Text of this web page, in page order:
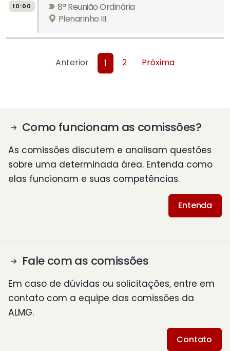
10:00
8ª Reunião Ordinária
Plenarinho III
Anterior 1 2 Próxima
Como funcionam as comissões?
As comissões discutem e analisam questões
sobre uma determinada área. Entenda como
elas funcionam e suas competências.
Entenda
Fale com as comissões
Em caso de dúvidas ou solicitações, entre em
contato com a equipe das comissões da
ALMG.
Contato